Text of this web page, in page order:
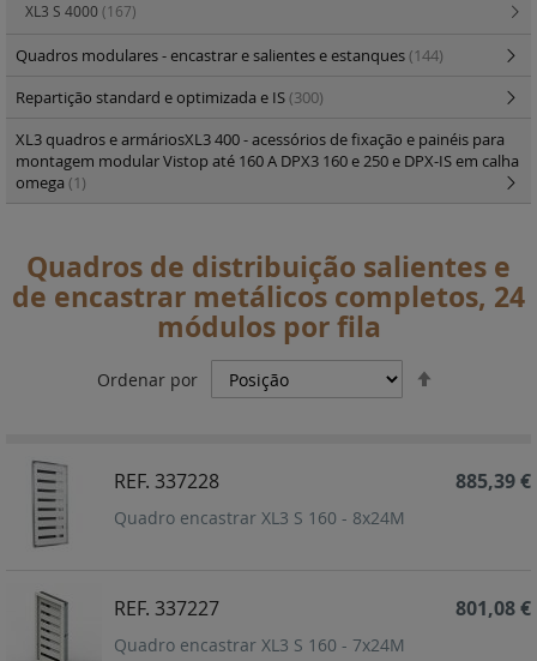
Quadros de distribuição salientes e
de encastrar metálicos completos, 24
módulos por fila
Ordenar por
REF. 337228
Quadro encastrar XL3 S 160 - 8x24M
885,39 €
REF. 337227
Quadro encastrar XL3 S 160 - 7x24M
801,08 €
XL3 S 4000 (167)
Quadros modulares - encastrar e salientes e estanques(144)
Repartição standard e optimizada e IS(300)
XL3 quadros e armáriosXL3 400 - acessórios de fixação e painéis para
montagem modular Vistop até 160 A DPX3 160 e 250 e DPX-IS em calha
omega (1)